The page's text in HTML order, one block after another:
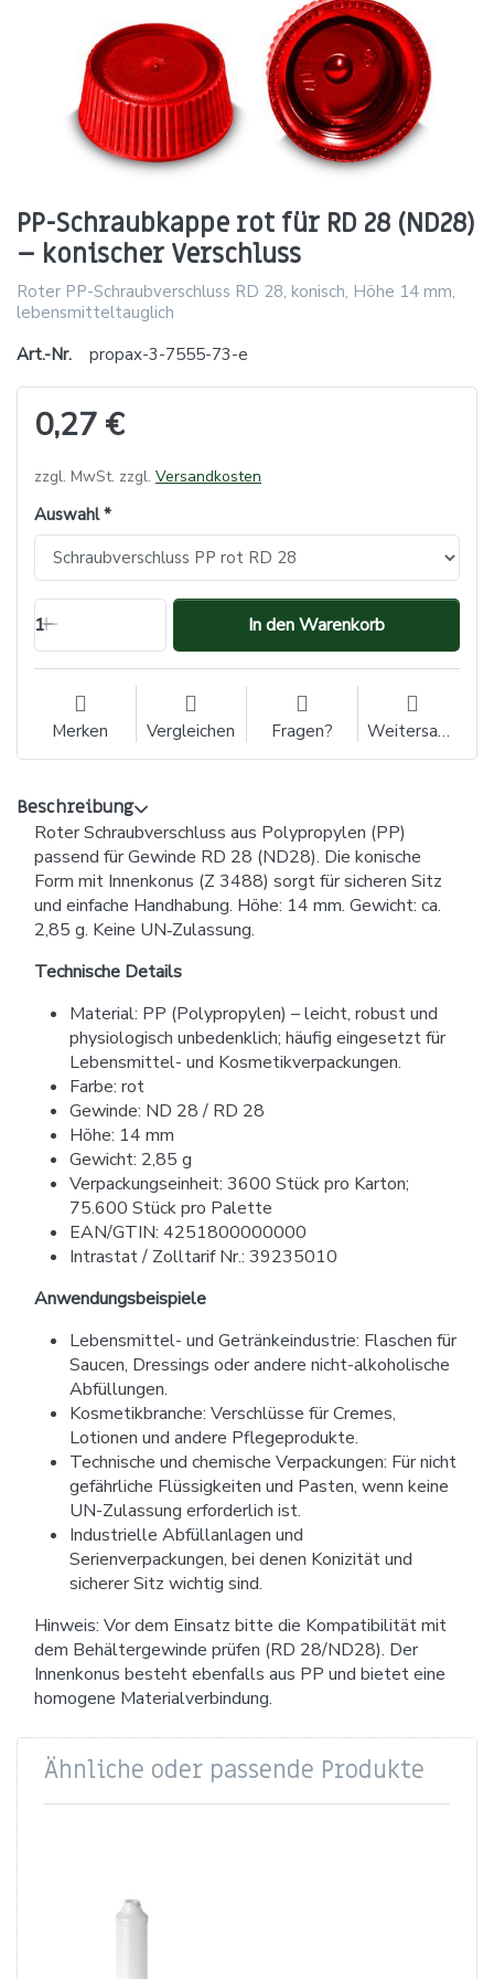
PP-Schraubkappe rot für RD 28 (ND28)
– konischer Verschluss
Roter PP-Schraubverschluss RD 28, konisch, Höhe 14 mm,
lebensmitteltauglich
Art.-Nr.
propax-3-7555-73-e
0,27 €
zzgl. MwSt. zzgl. Versandkosten
Auswahl
1 In den Warenkorb
Merken Vergleichen Fragen? Weitersagen
Beschreibung
Roter Schraubverschluss aus Polypropylen (PP)
passend für Gewinde RD 28 (ND28). Die konische
Form mit Innenkonus (Z 3488) sorgt für sicheren Sitz
und einfache Handhabung. Höhe: 14 mm. Gewicht: ca.
2,85 g. Keine UN‑Zulassung.
Technische Details
Material: PP (Polypropylen) – leicht, robust und
physiologisch unbedenklich; häufig eingesetzt für
Lebensmittel- und Kosmetikverpackungen.
Farbe: rot
Gewinde: ND 28 / RD 28
Höhe: 14 mm
Gewicht: 2,85 g
Verpackungseinheit: 3600 Stück pro Karton;
75.600 Stück pro Palette
EAN/GTIN: 4251800000000
Intrastat / Zolltarif Nr.: 39235010
Anwendungsbeispiele
Lebensmittel- und Getränkeindustrie: Flaschen für
Saucen, Dressings oder andere nicht-alkoholische
Abfüllungen.
Kosmetikbranche: Verschlüsse für Cremes,
Lotionen und andere Pflegeprodukte.
Technische und chemische Verpackungen: Für nicht
gefährliche Flüssigkeiten und Pasten, wenn keine
UN-Zulassung erforderlich ist.
Industrielle Abfüllanlagen und
Serienverpackungen, bei denen Konizität und
sicherer Sitz wichtig sind.
Hinweis: Vor dem Einsatz bitte die Kompatibilität mit
dem Behältergewinde prüfen (RD 28/ND28). Der
Innenkonus besteht ebenfalls aus PP und bietet eine
homogene Materialverbindung.
Ähnliche oder passende Produkte